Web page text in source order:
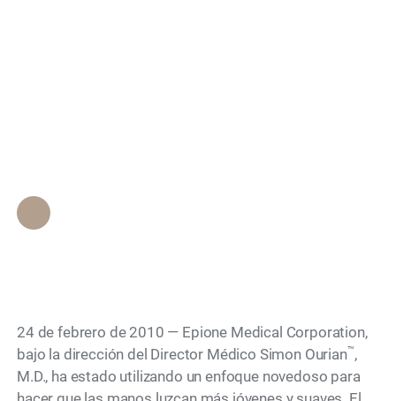
24 de febrero de 2010 — Epione Medical Corporation,
bajo la dirección del Director Médico Simon Ourian™,
M.D., ha estado utilizando un enfoque novedoso para